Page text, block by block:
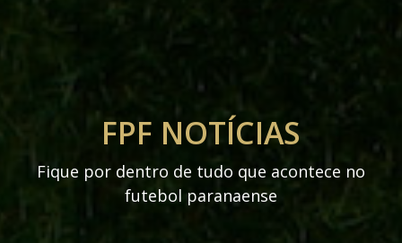
FPF NOTÍCIAS
Fique por dentro de tudo que acontece no
futebol paranaense